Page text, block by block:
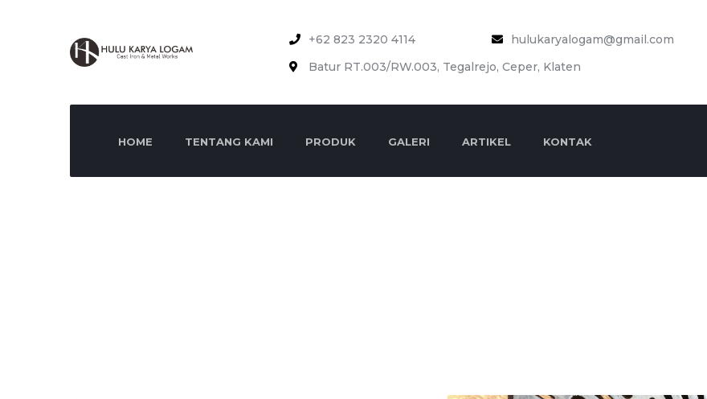
+62 823 2320 4114
hulukaryalogam@gmail.com
Batur RT.003/RW.003, Tegalrejo, Ceper, Klaten
HOME TENTANG KAMI PRODUK GALERI ARTIKEL KONTAK